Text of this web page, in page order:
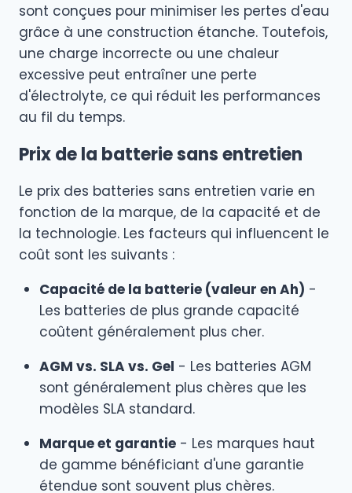
sont conçues pour minimiser les pertes d'eau
grâce à une construction étanche. Toutefois,
une charge incorrecte ou une chaleur
excessive peut entraîner une perte
d'électrolyte, ce qui réduit les performances
au fil du temps.
Prix de la batterie sans entretien
Le prix des batteries sans entretien varie en
fonction de la marque, de la capacité et de
la technologie. Les facteurs qui influencent le
coût sont les suivants :
Capacité de la batterie (valeur en Ah) -
Les batteries de plus grande capacité
coûtent généralement plus cher.
AGM vs. SLA vs. Gel - Les batteries AGM
sont généralement plus chères que les
modèles SLA standard.
Marque et garantie- Les marques haut
de gamme bénéficiant d'une garantie
étendue sont souvent plus chères.